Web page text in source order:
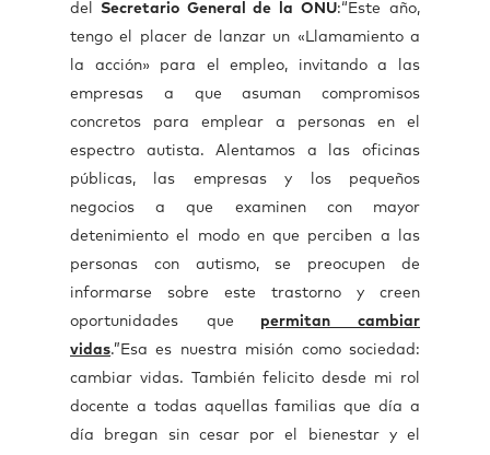
del
Secretario General de la ONU:“Este año,
tengo el placer de lanzar un «Llamamiento a
la acción» para el empleo, invitando a las
empresas a que asuman compromisos
concretos para emplear a personas en el
espectro autista. Alentamos a las oficinas
públicas, las empresas y los pequeños
negocios a que examinen con mayor
detenimiento el modo en que perciben a las
personas con autismo, se preocupen de
informarse sobre este trastorno y creen
oportunidades que
permitan cambiar
vidas.” Esa es nuestra misión como sociedad:
cambiar vidas. También felicito desde mi rol
docente a todas aquellas familias que día a
día bregan sin cesar por el bienestar y el